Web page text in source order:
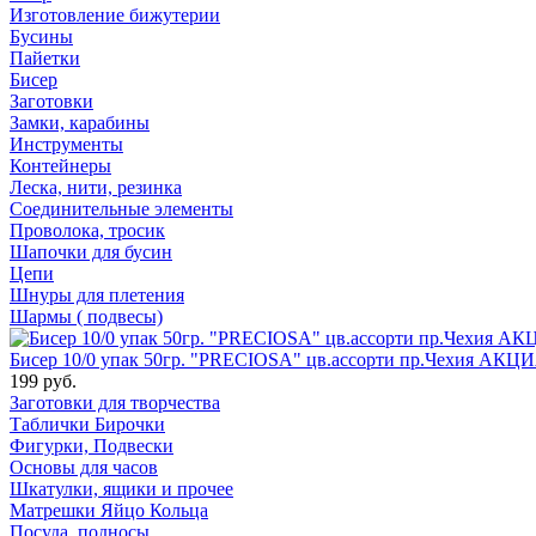
Изготовление бижутерии
Бусины
Пайетки
Бисер
Заготовки
Замки, карабины
Инструменты
Контейнеры
Леска, нити, резинка
Соединительные элементы
Проволока, тросик
Шапочки для бусин
Цепи
Шнуры для плетения
Шармы ( подвесы)
Бисер 10/0 упак 50гр. "PRECIOSA" цв.ассорти пр.Чехия
199 руб.
Заготовки для творчества
Таблички Бирочки
Фигурки, Подвески
Основы для часов
Шкатулки, ящики и прочее
Матрешки Яйцо Кольца
Посуда, подносы